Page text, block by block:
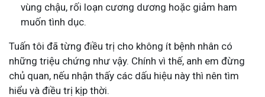
vùng chậu, rối loạn cương dương hoặc giảm ham
muốn tình dục.
Tuấn tôi đã từng điều trị cho không ít bệnh nhân có
những triệu chứng như vậy. Chính vì thế, anh em đừng
chủ quan, nếu nhận thấy các dấu hiệu này thì nên tìm
hiểu và điều trị kịp thời.